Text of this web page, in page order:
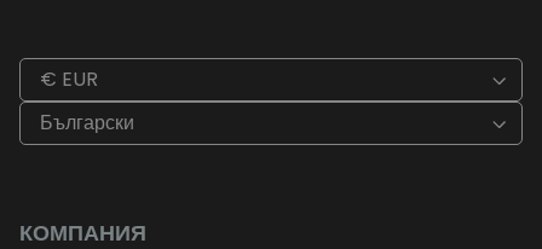
€ EUR
Български
КОМПАНИЯ